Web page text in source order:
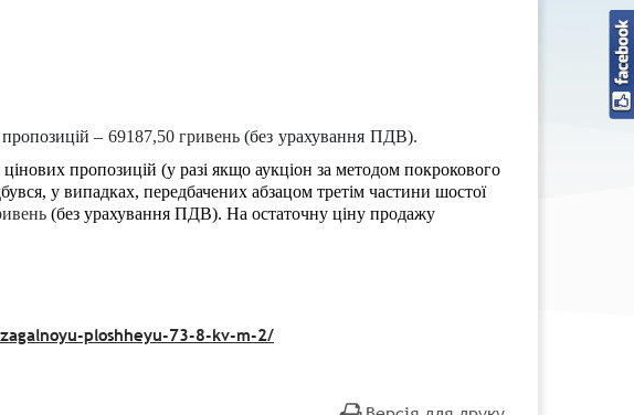
пропозицій – 69187,50 гривень (без урахування ПДВ).
пропозицій (у разі якщо аукціон за методом покрокового
у випадках, передбачених абзацом третім частини шостої
(без урахування ПДВ). На остаточну ціну продажу
ploshheyu-73-8-kv-m-2/